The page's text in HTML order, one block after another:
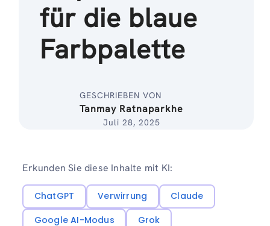
für die blaue
Farbpalette
GESCHRIEBEN VON
Tanmay Ratnaparkhe
Juli 28, 2025
Erkunden Sie diese Inhalte mit KI:
ChatGPT Verwirrung
Claude
Google AI-Modus
Grok